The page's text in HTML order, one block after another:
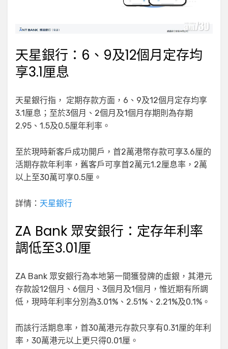
天星銀行：6、9及12個月定存均
享3.1厘息
天星銀行指， 定期存款方面，6、9及12個月定存均享
3.1厘息；至於3個月、2個月及1個月存期則為存期
2.95、1.5及0.5厘年利率。
至於現時新客戶成功開戶，首2萬港幣存款可享3.6厘的
活期存款年利率，舊客戶可享首2萬元1.2厘息率，2萬
以上至30萬可享0.5厘。
詳情： 天星銀行
ZA Bank 眾安銀行：定存年利率
調低至3.01厘
ZA Bank 眾安銀行為本地第一間獲發牌的虛銀，其港元
存款設12個月、6個月、3個月及1個月，惟近期有所調
低，現時年利率分別為3.01%、2.51%、2.21%及0.1%。
而該行活期息率，首30萬港元存款只享有0.31厘的年利
率，30萬港元以上更只得0.01厘。